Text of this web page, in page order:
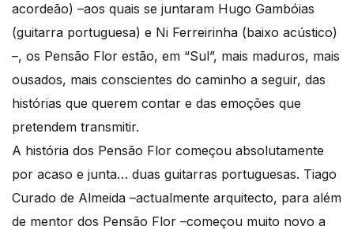
acordeão) –aos quais se juntaram Hugo Gambóias
(guitarra portuguesa) e Ni Ferreirinha (baixo acústico)
–, os Pensão Flor estão, em “Sul”, mais maduros, mais
ousados, mais conscientes do caminho a seguir, das
histórias que querem contar e das emoções que
pretendem transmitir.
A história dos Pensão Flor começou absolutamente
por acaso e junta… duas guitarras portuguesas. Tiago
Curado de Almeida –actualmente arquitecto, para além
de mentor dos Pensão Flor –começou muito novo a